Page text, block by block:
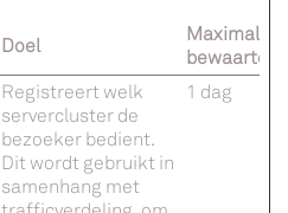
Doel
Maximale
Registreert welk
servercluster de
bezoeker bedient.
Dit wordt gebruikt in
samenhang met
1 dag